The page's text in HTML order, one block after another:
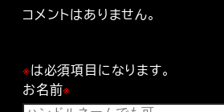
コメントはありません。
※は必須項目になります。
お名前※